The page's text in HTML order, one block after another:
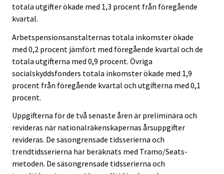
totala utgifter ökade med 1,3 procent från föregående
kvartal.
Arbetspensionsanstalternas totala inkomster ökade
med 0,2 procent jämfört med föregående kvartal och de
totala utgifterna med 0,9 procent. Övriga
socialskyddsfonders totala inkomster ökade med 1,9
procent från föregående kvartal och utgifterna med 0,1
procent.
Uppgifterna för de två senaste åren är preliminära och
revideras när nationalräkenskapernas årsuppgifter
revideras. De säsongrensade tidsserierna och
trendtidsserierna har beräknats med Tramo/Seats-
metoden. De säsongrensade tidsserierna och